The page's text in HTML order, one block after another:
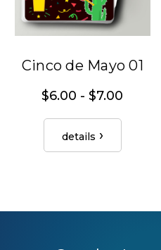
Cinco de Mayo 01
$6.00 - $7.00
details